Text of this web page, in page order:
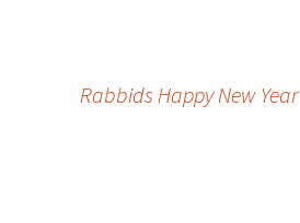
Rabbids Happy New Year